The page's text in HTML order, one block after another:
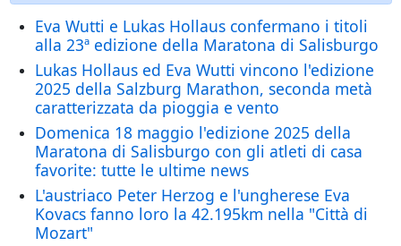
Eva Wutti e Lukas Hollaus confermano i titoli
alla 23ª edizione della Maratona di Salisburgo
Lukas Hollaus ed Eva Wutti vincono l'edizione
2025 della Salzburg Marathon, seconda metà
caratterizzata da pioggia e vento
Domenica 18 maggio l'edizione 2025 della
Maratona di Salisburgo con gli atleti di casa
favorite: tutte le ultime news
L'austriaco Peter Herzog e l'ungherese Eva
Kovacs fanno loro la 42.195km nella "Città di
Mozart"